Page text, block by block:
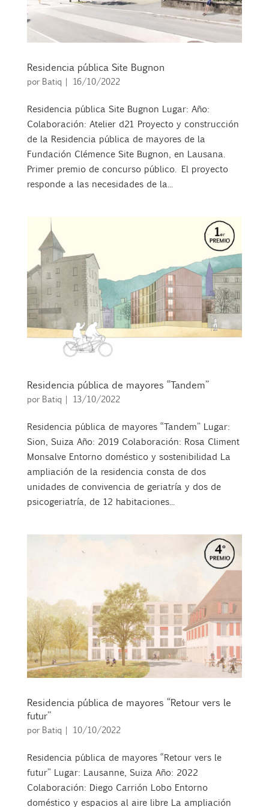
Residencia pública Site Bugnon
por Batiq| 16/10/2022
Residencia pública Site Bugnon Lugar: Año:
Colaboración: Atelier d21 Proyecto y construcción
de la Residencia pública de mayores de la
Fundación Clémence Site Bugnon, en Lausana.
Primer premio de concurso público. El proyecto
responde a las necesidades de la...
Residencia pública de mayores “Tandem”
por Batiq| 13/10/2022
Residencia pública de mayores “Tandem” Lugar:
Sion, Suiza Año: 2019 Colaboración: Rosa Climent
Monsalve Entorno doméstico y sostenibilidad La
ampliación de la residencia consta de dos
unidades de convivencia de geriatría y dos de
psicogeriatría, de 12 habitaciones...
Residencia pública de mayores “Retour vers le
futur”
por Batiq| 10/10/2022
Residencia pública de mayores “Retour vers le
futur” Lugar: Lausanne, Suiza Año: 2022
Colaboración: Diego Carrión Lobo Entorno
doméstico y espacios al aire libre La ampliación